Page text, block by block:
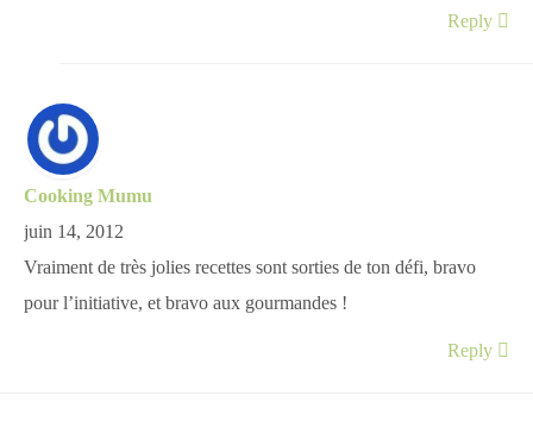
Reply
Cooking Mumu
juin 14, 2012
Vraiment de très jolies recettes sont sorties de ton défi, bravo
pour l’initiative, et bravo aux gourmandes !
Reply